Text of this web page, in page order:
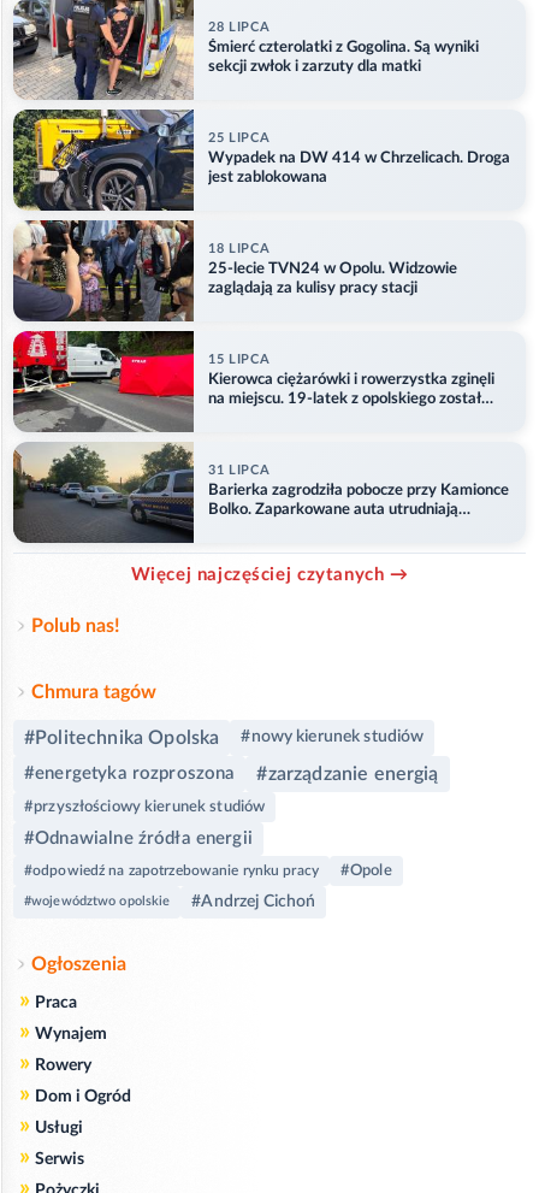
28 LIPCA
Śmierć czterolatki z Gogolina. Są wyniki
sekcji zwłok i zarzuty dla matki
25 LIPCA
Wypadek na DW 414 w Chrzelicach. Droga
jest zablokowana
18 LIPCA
25-lecie TVN24 w Opolu. Widzowie
zaglądają za kulisy pracy stacji
15 LIPCA
Kierowca ciężarówki i rowerzystka zginęli
na miejscu. 19-latek z opolskiego został
31 LIPCA
Barierka zagrodziła pobocze przy Kamionce
Bolko. Zaparkowane auta utrudniają
Więcej najczęściej czytanych →
Polub nas!
Chmura tagów
#Politechnika Opolska #nowy kierunek studiów
#energetyka rozproszona #zarządzanie energią
#przyszłościowy kierunek studiów
#Odnawialne źródła energii
#odpowiedź na zapotrzebowanie rynku pracy #Opole
#województwo opolskie #Andrzej Cichoń
Ogłoszenia
» Praca
» Wynajem
» Rowery
» Dom i Ogród
» Usługi
» Serwis
»